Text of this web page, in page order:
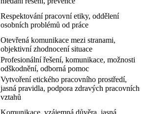
Respektování pracovní etiky, oddělení
osobních problémů od práce
Otevřená komunikace mezi stranami,
objektivní zhodnocení situace
Profesionální řešení, komunikace, možnosti
odškodnění, odborná pomoc
Vytvoření etického pracovního prostředí,
jasná pravidla, podpora zdravých pracovních
vztahů
Komunikace, vzájemná důvěra, jasná